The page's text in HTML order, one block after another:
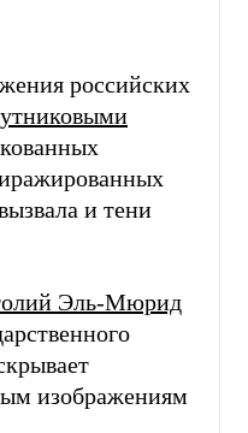
российских
и тени
Эль-Мюрид
изображениям